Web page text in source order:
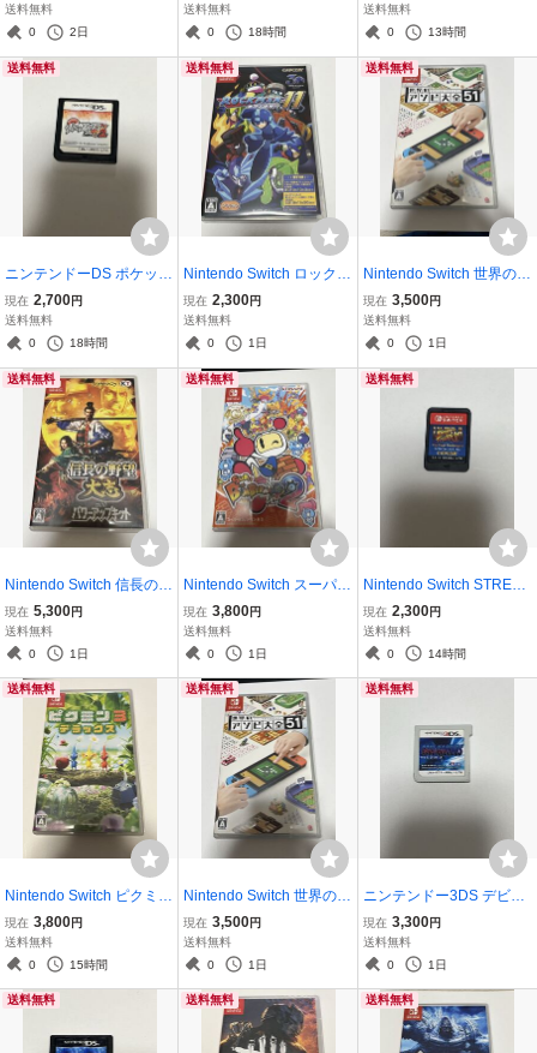
送料無料
0
2日
送料無料
0
18時間
送料無料
0
13時間
送料無料
ニンテンドーDS ポケット
モンスター ホワイト2 ソ
フトのみ やや訳あり
現在 2,700円
送料無料
0
18時間
送料無料
Nintendo Switch ロックマ
ン11 運命の歯車
現在 2,300円
送料無料
0
1日
送料無料
Nintendo Switch 世界のア
ソビ大全51
現在 3,500円
送料無料
0
1日
送料無料
Nintendo Switch 信長の野
望 大志 with パワーアップ
キット
現在 5,300円
送料無料
0
1日
送料無料
Nintendo Switch スーパー
ボンバーマン R2
現在 3,800円
送料無料
0
1日
送料無料
Nintendo Switch STREET
FIGHTER II ソフトのみ
現在 2,300円
送料無料
0
14時間
送料無料
Nintendo Switch ピクミン
3 デラックス
現在 3,800円
送料無料
0
15時間
送料無料
Nintendo Switch 世界のア
ソビ大全51
現在 3,500円
送料無料
0
1日
送料無料
ニンテンドー3DS デビル
サマナー ソウルハッカー
ズ ソフトのみ
現在 3,300円
送料無料
0
1日
送料無料 送料無料 送料無料